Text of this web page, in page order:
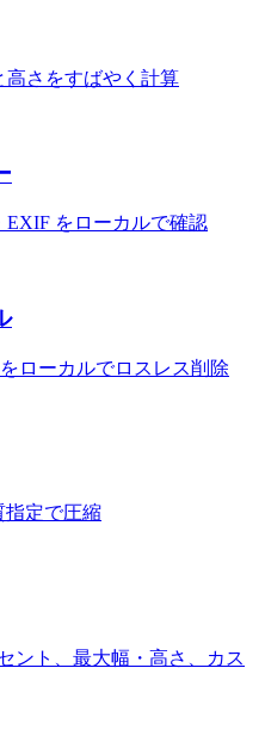
高さをすばやく計算
をローカルで確認
ローカルでロスレス削除
指定で圧縮
ント、最大幅・高さ、カス